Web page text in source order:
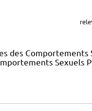
des Comportements
Sexuels